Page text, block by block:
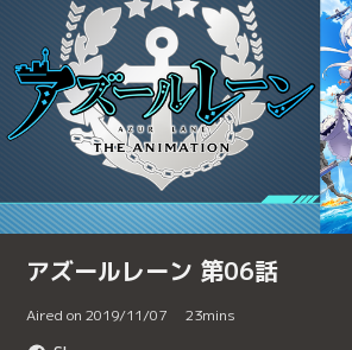
アズールレーン 第06話
Aired on 2019/11/07 23mins